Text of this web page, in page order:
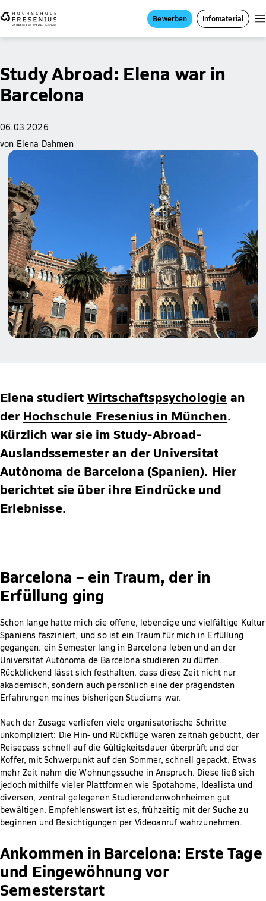
Bewerben Infomaterial
Study Abroad: Elena war in
Barcelona
06.03.2026
von Elena Dahmen
Elena studiert Wirtschaftspsychologie an
der Hochschule Fresenius in München.
Kürzlich war sie im Study-Abroad-
Auslandssemester an der Universitat
Autònoma de Barcelona (Spanien). Hier
berichtet sie über ihre Eindrücke und
Erlebnisse.
Barcelona – ein Traum, der in
Erfüllung ging
Schon lange hatte mich die offene, lebendige und vielfältige Kultur
Spaniens fasziniert, und so ist ein Traum für mich in Erfüllung
gegangen: ein Semester lang in Barcelona leben und an der
Universitat Autònoma de Barcelona studieren zu dürfen.
Rückblickend lässt sich festhalten, dass diese Zeit nicht nur
akademisch, sondern auch persönlich eine der prägendsten
Erfahrungen meines bisherigen Studiums war.
Nach der Zusage verliefen viele organisatorische Schritte
unkompliziert: Die Hin- und Rückflüge waren zeitnah gebucht, der
Reisepass schnell auf die Gültigkeitsdauer überprüft und der
Koffer, mit Schwerpunkt auf den Sommer, schnell gepackt. Etwas
mehr Zeit nahm die Wohnungssuche in Anspruch. Diese ließ sich
jedoch mithilfe vieler Plattformen wie Spotahome, Idealista und
diversen, zentral gelegenen Studierendenwohnheimen gut
bewältigen. Empfehlenswert ist es, frühzeitig mit der Suche zu
beginnen und Besichtigungen per Videoanruf wahrzunehmen.
Ankommen in Barcelona: Erste Tage
und Eingewöhnung vor
Semesterstart